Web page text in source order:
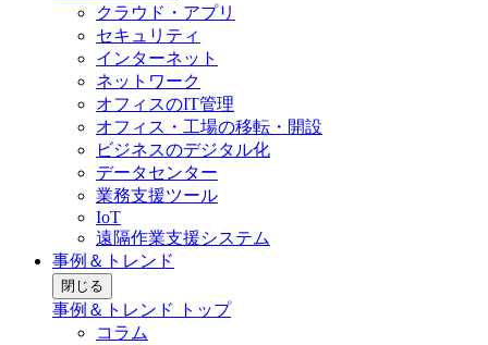
クラウド・アプリ
セキュリティ
インターネット
ネットワーク
オフィスのIT管理
オフィス・工場の移転・開設
ビジネスのデジタル化
データセンター
業務支援ツール
IoT
遠隔作業支援システム
事例＆トレンド
閉じる
事例＆トレンド トップ
コラム